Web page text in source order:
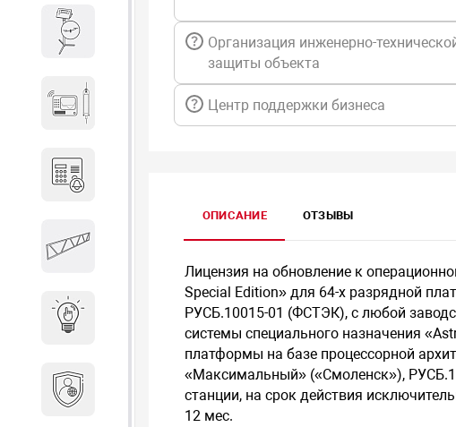
Весы и весовое оборудование
Гидроакустическое
оборудование
Интерактивные решения
Информационная
безопасность
Организация инженерно-
защиты объекта
Центр поддержки бизнеса
ОПИСАНИЕ ОТЗЫВЫ
Лицензия на обновление к
Special Edition» для 64-х разрядной
РУСБ.10015-01 (ФСТЭК), с любой
системы специального назначения
платформы на базе процессорной
«Максимальный» («Смоленск»),
станции, на срок действия
12 мес.